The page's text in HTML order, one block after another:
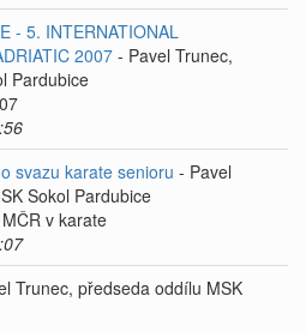
- 5. INTERNATIONAL
2007 - Pavel Trunec,
Pardubice
svazu karate senioru - Pavel
Sokol Pardubice
v karate
Trunec, předseda oddílu MSK